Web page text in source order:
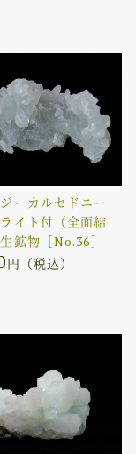
ジーカルセドニー
イト付（全面結
鉱物［No.36］
円（税込）